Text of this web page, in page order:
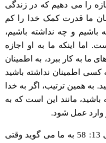
را می دهیم که در زندگی
ما قدرت کمک خدا را کم
باشیم و چه نداشته باشیم،
اما اینکه ما به او اجازه
ما به کار ببرد، به اطمینان
کسی اطمینان نداشته باشید
به همین ترتیب، اگر به خدا
باشید، مانند این است که به
وارد عمل شود.
برای نمونه، همانطور که متی 13: 58 به ما می گوید وقتی